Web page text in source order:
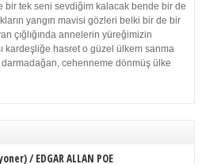
bir tek seni sevdiğim kalacak bende bir de
yangın mavisi gözleri belki bir de bir
çığlığında annelerin yüreğimizin
kardeşliğe hasret o güzel ülkem sanma
darmadağan, cehenneme dönmüş ülke
/ EDGAR ALLAN POE